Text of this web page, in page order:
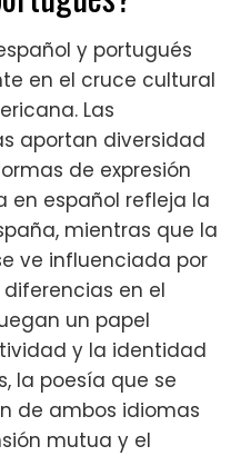
y portugués
en el cruce cultural
Las
aportan diversidad
de expresión
en español refleja la
mientras que la
ve influenciada por
diferencias en el
un papel
y la identidad
la poesía que se
de ambos idiomas
mutua y el